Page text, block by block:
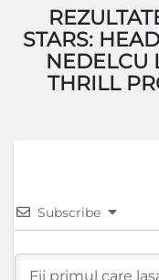
STARS:
NEDELCU
THRILL
Subscribe